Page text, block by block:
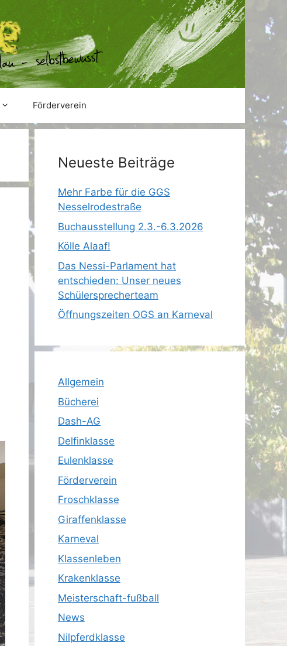
Förderverein
Neueste Beiträge
Mehr Farbe für die GGS
Nesselrodestraße
Buchausstellung 2.3.-6.3.2026
Kölle Alaaf!
Das Nessi-Parlament hat
entschieden: Unser neues
Schülersprecherteam
Öffnungszeiten OGS an Karneval
Allgemein
Bücherei
Dash-AG
Delfinklasse
Eulenklasse
Förderverein
Froschklasse
Giraffenklasse
Karneval
Klassenleben
Krakenklasse
Meisterschaft-fußball
News
Nilpferdklasse